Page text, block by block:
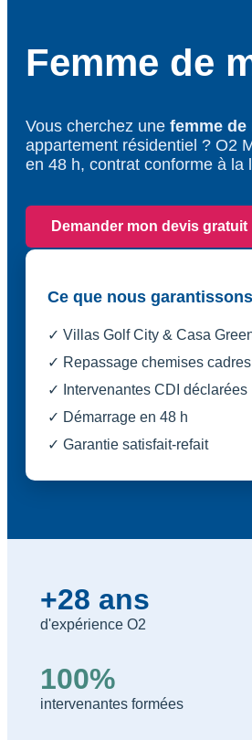
Femme de
Vous cherchez une femme de
appartement résidentiel ? O2
en 48 h, contrat conforme à la
Demander mon devis gratuit
Ce que nous
✓ Villas Golf City & Casa
✓ Repassage chemises cadres
✓ Intervenantes CDI déclarées
✓ Démarrage en 48 h
✓ Garantie satisfait-refait
+28 ans
d'expérience O2
100%
intervenantes formées